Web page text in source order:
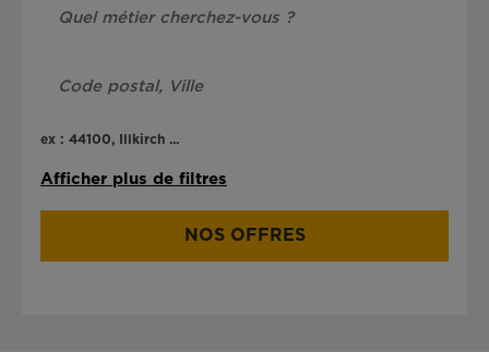
ex : 44100, Illkirch ...
Afficher plus de filtres
NOS OFFRES